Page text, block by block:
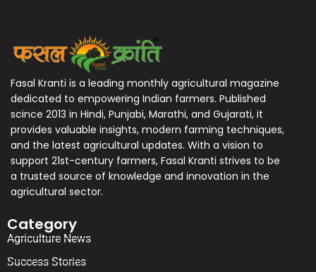
Fasal Kranti is a leading monthly agricultural magazine
dedicated to empowering Indian farmers. Published
scince 2013 in Hindi, Punjabi, Marathi, and Gujarati, it
provides valuable insights, modern farming techniques,
and the latest agricultural updates. With a vision to
support 21st-century farmers, Fasal Kranti strives to be
a trusted source of knowledge and innovation in the
agricultural sector.
Category
Agriculture News
Success Stories